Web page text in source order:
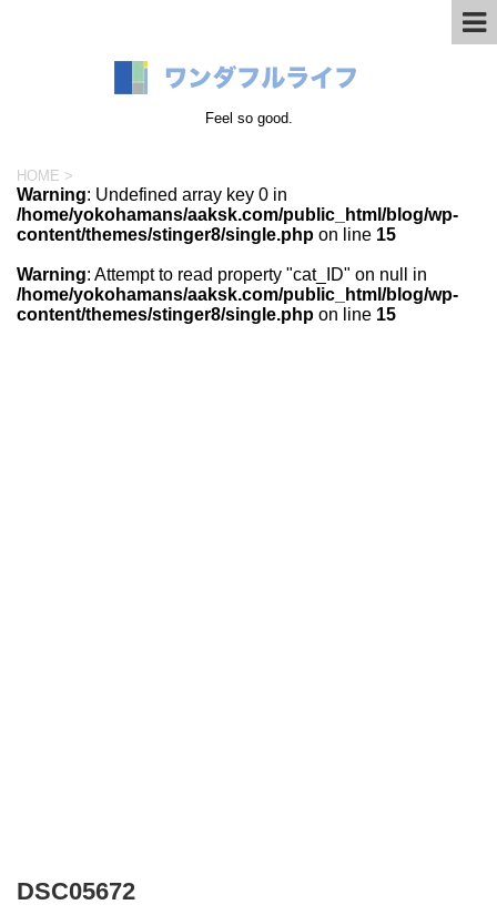
Feel so good.
HOME >
Warning: Undefined array key 0 in
/home/yokohamans/aaksk.com/public_html/blog/wp-
content/themes/stinger8/single.php on line 15
Warning: Attempt to read property "cat_ID" on null in
/home/yokohamans/aaksk.com/public_html/blog/wp-
content/themes/stinger8/single.php on line 15
DSC05672